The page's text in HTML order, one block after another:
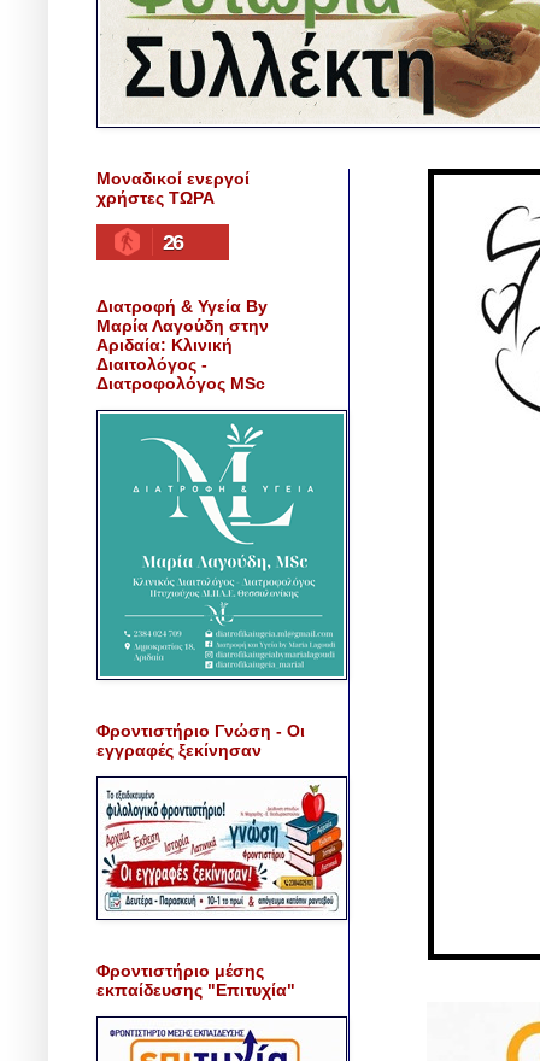
Μοναδικοί ενεργοί
χρήστες ΤΩΡΑ
26
Διατροφή & Υγεία By
Μαρία Λαγούδη στην
Αριδαία: Κλινική
Διαιτολόγος -
Διατροφολόγος MSc
Φροντιστήριο Γνώση - Οι
εγγραφές ξεκίνησαν
Φροντιστήριο μέσης
εκπαίδευσης "Επιτυχία"